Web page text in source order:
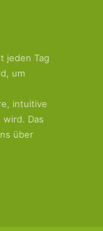
jeden Tag
um
intuitive
Das
über